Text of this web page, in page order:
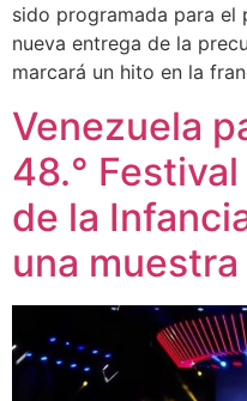
sido programada para el
nueva entrega de la
marcará un hito en la
Venezuela
48.°
de la
una